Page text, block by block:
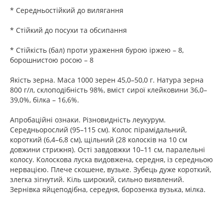
* Середньостійкий до вилягання
* Стійкий до посухи та обсипання
* Стійкість (бал) проти ураження бурою іржею – 8,
борошнистою росою – 8
Якість зерна. Маса 1000 зерен 45,0–50,0 г. Натура зерна
800 г/л, склоподібність 98%, вміст сирої клейковини 36,0–
39,0%, білка – 16,6%.
Апробаційні ознаки. Різновидність леукурум.
Середньорослий (95–115 см). Колос пірамідальний,
короткий (6,4–6,8 см), щільний (28 колосків на 10 см
довжини стрижня). Ості завдовжки 10–11 см, паралельні
колосу. Колоскова луска видовжена, середня, із середньою
нервацією. Плече скошене, вузьке. Зубець дуже короткий,
злегка зігнутий. Кіль широкий, сильно виявлений.
Зернівка яйцеподібна, середня, борозенка вузька, мілка.